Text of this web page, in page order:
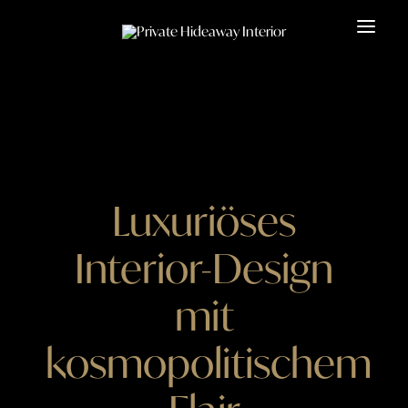
Luxuriöses
Interior-Design
mit
kosmopolitischem